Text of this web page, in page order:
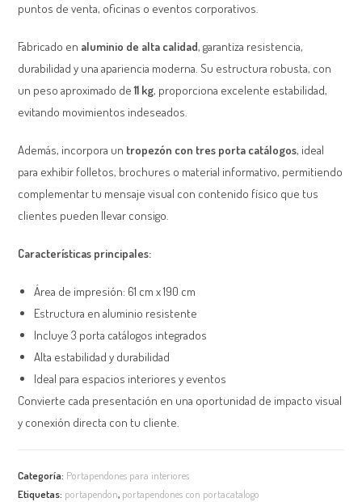
puntos de venta, oficinas o eventos corporativos.
Fabricado en aluminio de alta calidad, garantiza resistencia,
durabilidad y una apariencia moderna. Su estructura robusta, con
un peso aproximado de11 kg, proporciona excelente estabilidad,
evitando movimientos indeseados.
Además, incorpora un tropezón con tres porta catálogos, ideal
para exhibir folletos, brochures o material informativo, permitiendo
complementar tu mensaje visual con contenido físico que tus
clientes pueden llevar consigo.
Características principales:
Área de impresión: 61 cm x 190 cm
Estructura en aluminio resistente
Incluye 3 porta catálogos integrados
Alta estabilidad y durabilidad
Ideal para espacios interiores y eventos
Convierte cada presentación en una oportunidad de impacto visual
y conexión directa con tu cliente.
Categoría: Portapendones para interiores
Etiquetas: portapendon, portapendones con portacatalogo